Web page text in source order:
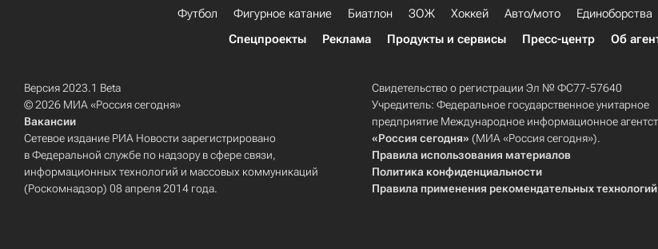
Футбол Фигурное катание Биатлон ЗОЖ Хоккей Авто/мото Единоборства
Спецпроекты
Реклама Продукты и сервисы Пресс-центр Об
Версия 2023.1 Beta
© 2026 МИА «Россия сегодня»
Вакансии
Сетевое издание РИА Новости зарегистрировано
в Федеральной службе по надзору в сфере связи,
информационных технологий и массовых коммуникаций
(Роскомнадзор) 08 апреля 2014 года.
Свидетельство о регистрации Эл № ФС77-57640
Учредитель: Федеральное государственное унитарное
предприятие Международное информационное
«Россия сегодня» (МИА «Россия сегодня»).
Правила использования материалов
Политика конфиденциальности
Правила применения рекомендательных технологий